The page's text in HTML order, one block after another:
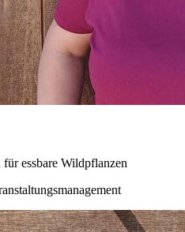
essbare Wildpflanzen